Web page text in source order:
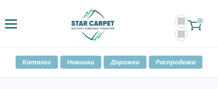
0
Каталог Новинки Дорожки Распродажа